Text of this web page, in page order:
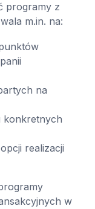
programy z
m.in. na:
na
konkretnych
realizacji
w